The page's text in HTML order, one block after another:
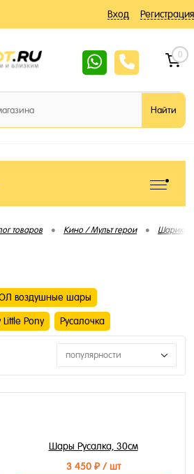
Вход Регистрация
0
товаров • Кино / Мульт герои • Шарики
воздушные шары
Little Pony Русалочка
популярности
Шары Русалка, 30см
3 450 ₽/ шт